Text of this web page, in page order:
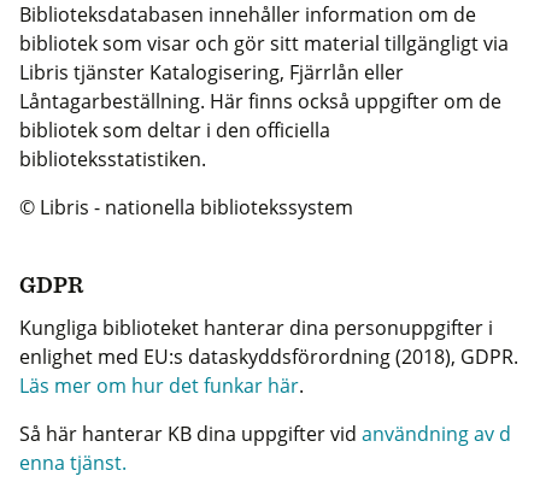
Biblioteksdatabasen innehåller information om de
bibliotek som visar och gör sitt material tillgängligt via
Libris tjänster Katalogisering, Fjärrlån eller
Låntagarbeställning. Här finns också uppgifter om de
bibliotek som deltar i den officiella
biblioteksstatistiken.
© Libris - nationella bibliotekssystem
GDPR
Kungliga biblioteket hanterar dina personuppgifter i
enlighet med EU:s dataskyddsförordning (2018), GDPR.
Läs mer om hur det funkar här.
Så här hanterar KB dina uppgifter vid användning av d
enna tjänst.